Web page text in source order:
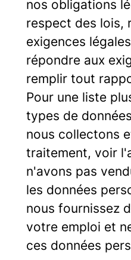
nos obligations
respect des lois,
exigences
répondre aux
remplir tout
Pour une liste
types de
nous collectons
traitement, voir
n'avons pas
les données
nous fournissez
votre emploi et
ces données